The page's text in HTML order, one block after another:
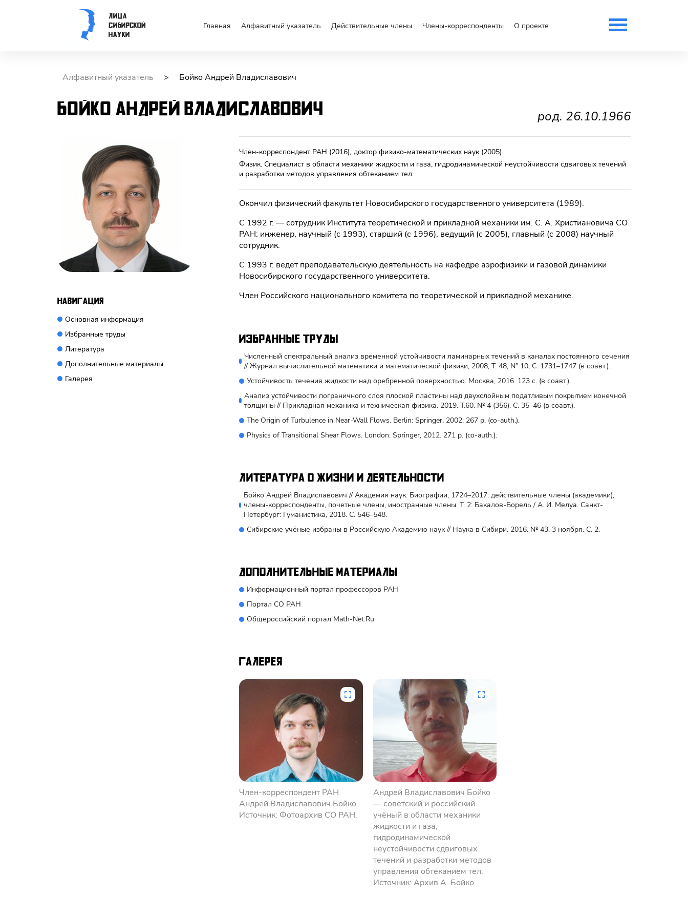
Лица
Сибирской
науки
Главная Алфавитный указатель Действительные члены Члены-корреспонденты О проекте
Алфавитный указатель > Бойко Андрей Владиславович
Бойко Андрей Владиславович род. 26.10.1966
Навигация
Основная информация
Избранные труды
Литература
Дополнительные материалы
Галерея
Член-корреспондент РАН (2016), доктор физико-математических наук(2005).
Физик. Специалист в области механики жидкости и газа, гидродинамической неустой­чивости сдвиговых течений
и разработки методов управления обтеканием тел.
Окончил физический факультет Новосибирского государственного университета (1989).
С 1992 г. — сотрудник Института теоретической и прикладной механики им. С. А. Христиановича СО
РАН: инженер, научный (с 1993), старший (с 1996), ведущий (с 2005), главный (с 2008) научный
сотрудник.
С 1993 г. ведет преподавательскую деятельность на кафедре аэрофизики и газовой динамики
Новосибирского государственного университета.
Член Российского национального комитета по теоретической и прикладной механике.
Избранные труды
Численный спектральный анализ временной устойчивости ламинарных течений в каналах постоянного сечения
// Журнал вычислительной математики и математической физики, 2008, Т. 48, № 10, С. 1731–1747 (в соавт.).
Устойчивость течения жидкости над оребренной поверхностью. Москва, 2016. 123 с. (в соавт.).
Анализ устойчивости пограничного слоя плоской пластины над двухслойным податливым покрытием конечной
толщины // Прикладная механика и техническая физика. 2019. Т.60. № 4 (356). С. 35–46 (в соавт.).
The Origin of Turbulence in Near-Wall Flows. Berlin: Springer, 2002. 267 p. (co-auth.).
Physics of Transitional Shear Flows. London: Springer, 2012. 271 p. (co-auth.).
Литература о жизни и деятельности
Бойко Андрей Владиславович // Академия наук. Биографии, 1724–2017: действительные члены (академики),
члены-корреспонденты, почетные члены, иностранные члены. Т. 2: Бакалов-Борель / А. И. Мелуа. Санкт-
Петербург: Гуманистика, 2018. С. 546–548.
Сибирские учёные избраны в Российскую Академию наук // Наука в Сибири. 2016. № 43. 3 ноября. С. 2.
Дополнительные материалы
Информационный портал профессоров РАН
Портал СО РАН
Общероссийский портал Math-Net.Ru
Галерея
Член-корреспондент РАН
Андрей Владиславович Бойко.
Источник: Фотоархив СО РАН.
Андрей Владиславович Бойко
— советский и российский
учёный в области механики
жидкости и газа,
гидродинамической
неустойчивости сдвиговых
течений и разработки методов
управления обтеканием тел.
Источник: Архив А. Бойко.